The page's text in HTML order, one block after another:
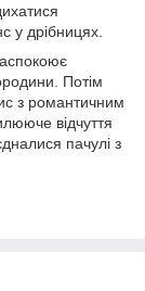
у дрібницях.
Потім
з романтичним
відчуття
пачулі з